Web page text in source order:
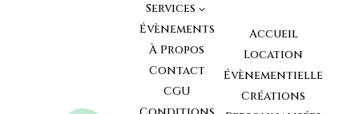
Services 3
Évènements
À Propos
Contact
CGU
Accueil
Location
Évènementielle
Créations